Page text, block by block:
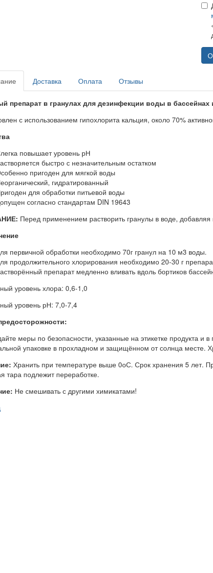
Доставка Оплата Отзывы
препарат в гранулах для дезинфекции воды в
с использованием гипохлорита кальция, около 70%
повышает уровень рН
быстро с незначительным остатком
пригоден для мягкой воды
гидратированный
для обработки питьевой воды
согласно стандартам DIN 19643
Перед применением растворить гранулы в воде,
первичной обработки необходимо 70г гранул на 10 м3 воды.
продолжительного хлорирования необходимо 20-30 г
препарат медленно вливать вдоль бортиков
уровень хлора: 0,6-1,0
уровень рН: 7,0-7,4
меры по безопасности, указанные на этикетке продукта и в
упаковке в прохладном и защищённом от солнца месте.
Хранить при температуре выше 0оС. Срок хранения 5 лет.
тара подлежит переработке.
Не смешивать с другими химикатами!